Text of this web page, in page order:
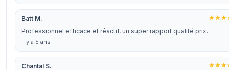
Batt M.
Professionnel efficace et réactif, un super rapport qualité prix.
il y a 5 ans
Chantal S.